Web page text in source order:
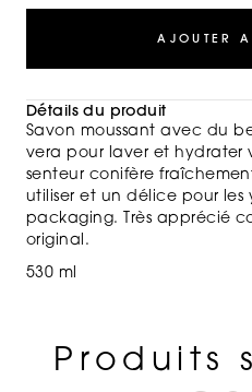
AJOUTER
Détails du produit
Savon moussant avec du
vera pour laver et hydrater
senteur conifère
utiliser et un délice pour les
packaging. Très apprécié
original.
530 ml
Produits